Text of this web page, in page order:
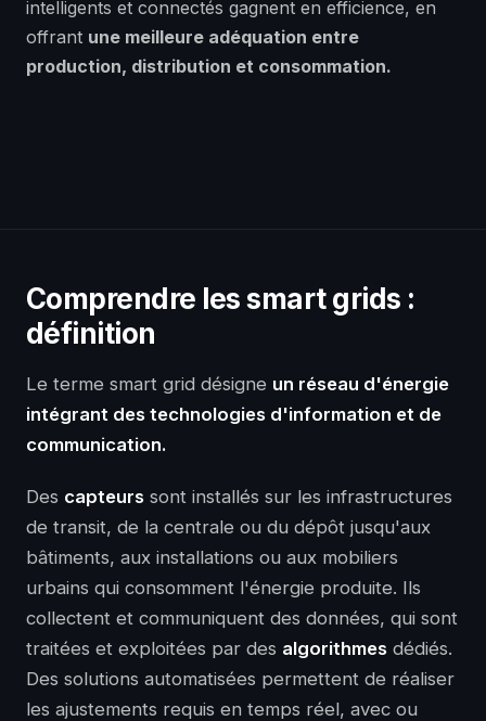
intelligents et connectés gagnent en efficience, en
offrant une meilleure adéquation entre
production, distribution et consommation.
Comprendre les smart grids :
définition
Le terme smart grid désigne un réseau d'énergie
intégrant des technologies d'information et de
communication.
Des capteurs sont installés sur les infrastructures
de transit, de la centrale ou du dépôt jusqu'aux
bâtiments, aux installations ou aux mobiliers
urbains qui consomment l'énergie produite. Ils
collectent et communiquent des données, qui sont
traitées et exploitées par des algorithmes dédiés.
Des solutions automatisées permettent de réaliser
les ajustements requis en temps réel, avec ou